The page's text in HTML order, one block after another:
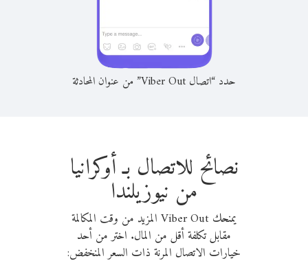
حدد “اتصال Viber Out” من عنوان المحادثة
نصائح للاتصال بـ أوكرانيا
من نيوزيلندا
يمنحك Viber Out المزيد من وقت المكالمة
مقابل تكلفة أقل من المال. اختر من أحد
خيارات الاتصال المرنة ذات السعر المنخفض: